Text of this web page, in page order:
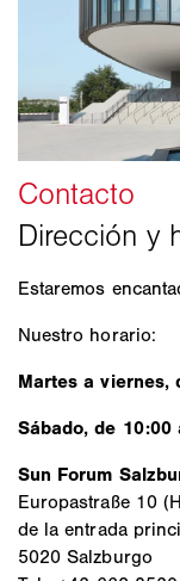
Estaremos
Nuestro horario:
Martes a viernes,
Sábado, de 10:00
Sun Forum
Europastraße 10
de la entrada
5020 Salzburgo